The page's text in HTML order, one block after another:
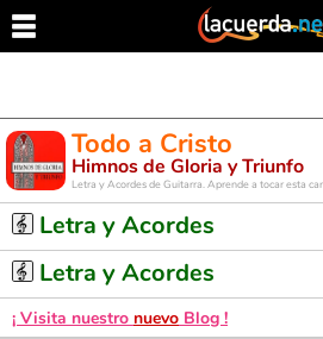
Todo a Cristo
Himnos de Gloria y Triunfo
Letra y Acordes de Guitarra. Aprende a tocar esta
Letra y Acordes
Letra y Acordes
¡ Visita nuestro nuevo Blog !